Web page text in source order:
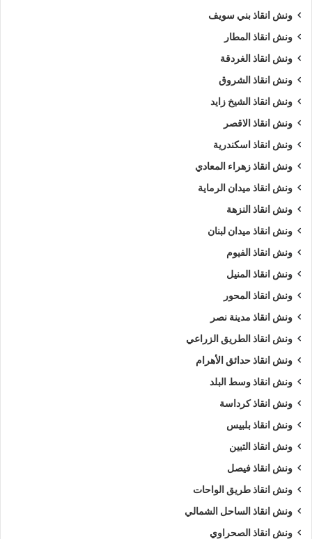
ونش انقاذ بني سويف
ونش انقاذ المطار
ونش انقاذ الغردقة
ونش انقاذ الشروق
ونش انقاذ الشيخ زايد
ونش انقاذ الاقصر
ونش انقاذ اسكندرية
ونش انقاذ زهراء المعادي
ونش انقاذ ميدان الرماية
ونش انقاذ النزهة
ونش انقاذ ميدان لبنان
ونش انقاذ الفيوم
ونش انقاذ المنيل
ونش انقاذ المحور
ونش انقاذ مدينة نصر
ونش انقاذ الطريق الزراعي
ونش انقاذ حدائق الأهرام
ونش انقاذ وسط البلد
ونش انقاذ كرداسة
ونش انقاذ بلبيس
ونش انقاذ التبين
ونش انقاذ فيصل
ونش انقاذ طريق الواحات
ونش انقاذ الساحل الشمالي
ونش انقاذ الصحراوي